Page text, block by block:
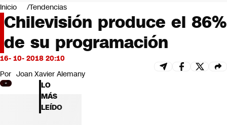
Negocios
Deportes
Programas completos
Cultura
Servicios
Bits
CNN Data
CNN tiempo
Futuro 360
Inicio Tendencias
Chilevisión produce el 86%
de su programación
16- 10- 2018 20:10
Por Joan Xavier Alemany
LO
MÁS
LEÍDO